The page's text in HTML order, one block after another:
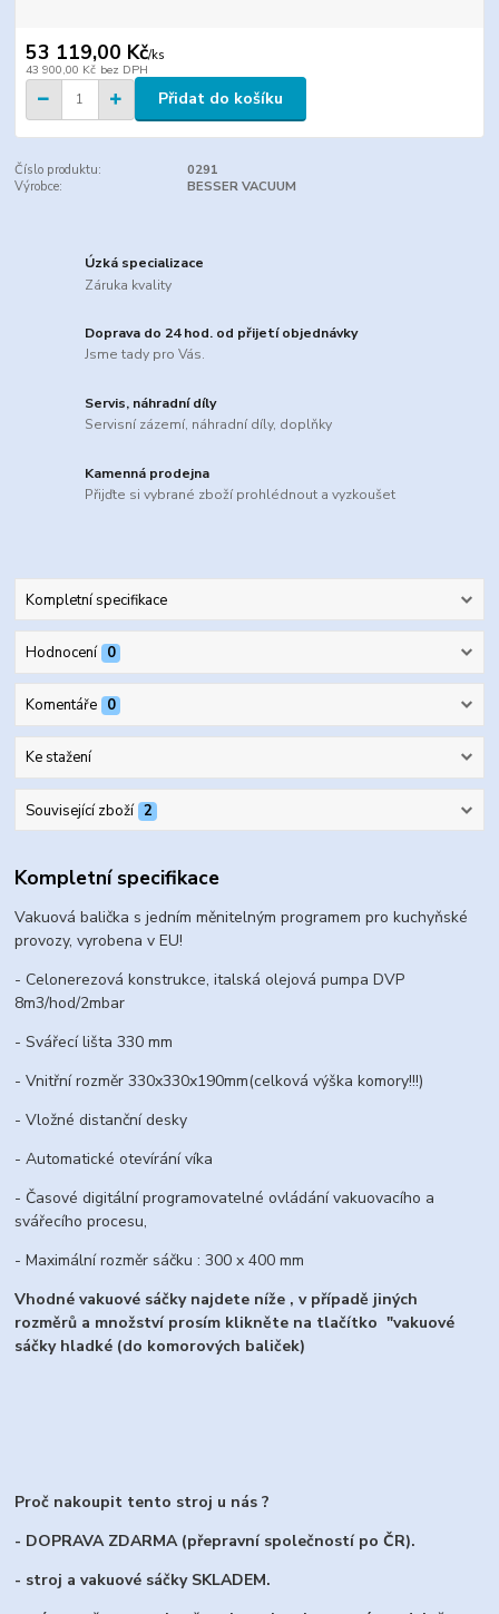
53 119,00 Kč/ks
43 900,00 Kč bez DPH
Přidat do košíku
Číslo produktu:
0291
Výrobce:
BESSER VACUUM
Úzká specializace
Záruka kvality
Doprava do 24 hod. od přijetí objednávky
Jsme tady pro Vás.
Servis, náhradní díly
Servisní zázemí, náhradní díly, doplňky
Kamenná prodejna
Přijďte si vybrané zboží prohlédnout a vyzkoušet
Kompletní specifikace
Hodnocení 0
Komentáře 0
Ke stažení
Související zboží 2
Kompletní specifikace
Vakuová balička s jedním měnitelným programem pro kuchyňské
provozy, vyrobena v EU!
- Celonerezová konstrukce, italská olejová pumpa DVP
8m3/hod/2mbar
- Svářecí lišta 330 mm
- Vnitřní rozměr 330x330x190mm(celková výška komory!!!)
- Vložné distanční desky
- Automatické otevírání víka
- Časové digitální programovatelné ovládání vakuovacího a
svářecího procesu,
- Maximální rozměr sáčku : 300 x 400 mm
Vhodné vakuové sáčky najdete níže , v případě jiných
rozměrů a množství prosím klikněte na tlačítko "vakuové
sáčky hladké (do komorových baliček)
Proč nakoupit tento stroj u nás ?
- DOPRAVA ZDARMA (přepravní společností po ČR).
- stroj a vakuové sáčky SKLADEM.